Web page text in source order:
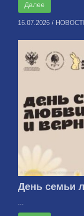
Далее
16.07.2026 /
День семьи